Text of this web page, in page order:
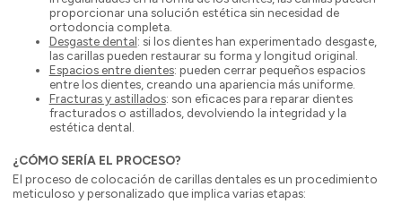
proporcionar una solución estética sin necesidad de
ortodoncia completa.
Desgaste dental: si los dientes han experimentado desgaste,
las carillas pueden restaurar su forma y longitud original.
Espacios entre dientes: pueden cerrar pequeños espacios
entre los dientes, creando una apariencia más uniforme.
Fracturas y astillados: son eficaces para reparar dientes
fracturados o astillados, devolviendo la integridad y la
estética dental.
¿CÓMO SERÍA EL PROCESO?
El proceso de colocación de carillas dentales es un procedimiento
meticuloso y personalizado que implica varias etapas: